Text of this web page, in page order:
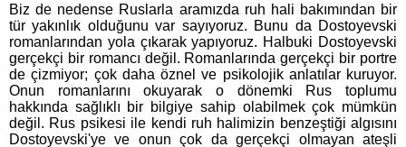
Biz de nedense Ruslarla aramızda ruh hali bakımından bir
tür yakınlık olduğunu var sayıyoruz. Bunu da Dostoyevski
romanlarından yola çıkarak yapıyoruz. Halbuki Dostoyevski
gerçekçi bir romancı değil. Romanlarında gerçekçi bir portre
de çizmiyor; çok daha öznel ve psikolojik anlatılar kuruyor.
Onun romanlarını okuyarak o dönemki Rus toplumu
hakkında sağlıklı bir bilgiye sahip olabilmek çok mümkün
değil. Rus psikesi ile kendi ruh halimizin benzeştiği algısını
Dostoyevski'ye ve onun çok da gerçekçi olmayan ateşli